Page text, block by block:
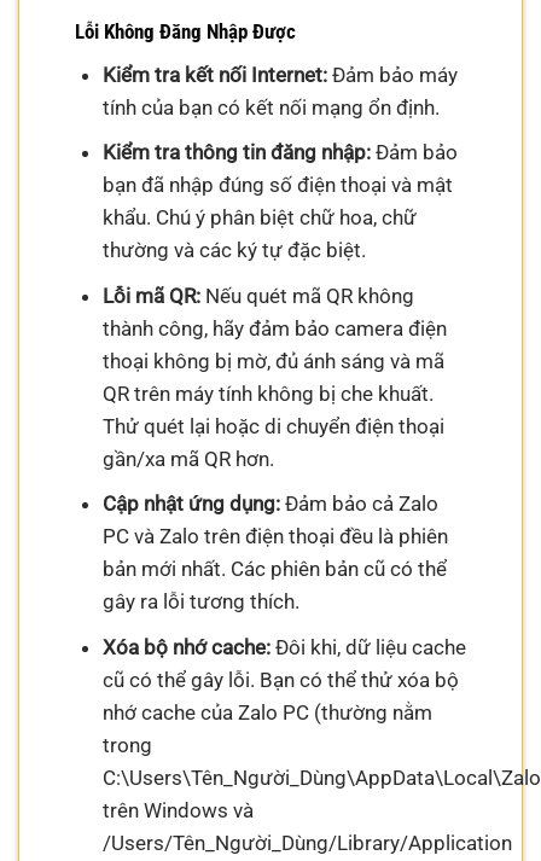
Lỗi Không Đăng Nhập Được
Kiểm tra kết nối Internet:Đảm bảo máy
tính của bạn có kết nối mạng ổn định.
Kiểm tra thông tin đăng nhập:Đảm bảo
bạn đã nhập đúng số điện thoại và mật
khẩu. Chú ý phân biệt chữ hoa, chữ
thường và các ký tự đặc biệt.
Lỗi mã QR:Nếu quét mã QR không
thành công, hãy đảm bảo camera điện
thoại không bị mờ, đủ ánh sáng và mã
QR trên máy tính không bị che khuất.
Thử quét lại hoặc di chuyển điện thoại
gần/xa mã QR hơn.
Cập nhật ứng dụng:Đảm bảo cả Zalo
PC và Zalo trên điện thoại đều là phiên
bản mới nhất. Các phiên bản cũ có thể
gây ra lỗi tương thích.
Xóa bộ nhớ cache:Đôi khi, dữ liệu cache
cũ có thể gây lỗi. Bạn có thể thử xóa bộ
nhớ cache của Zalo PC (thường nằm
trong
trên Windows và
/Users/Tên_Người_Dùng/Library/Application